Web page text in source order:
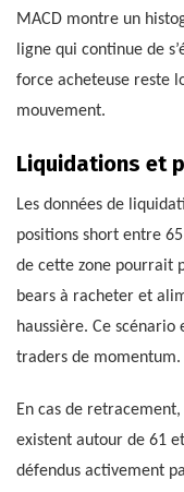
MACD montre un
ligne qui continue de
force acheteuse reste
mouvement.
Liquidations et
Les données de
positions short entre
de cette zone pourrait
bears à racheter et
haussière. Ce
traders de momentum.
En cas de
existent autour de 61
défendus activement